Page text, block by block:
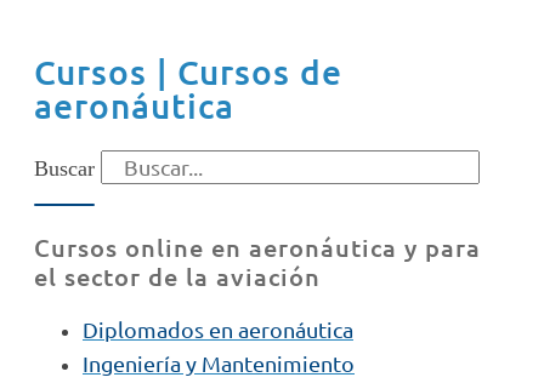
Cursos | Cursos de
aeronáutica
Buscar
Cursos online en aeronáutica y para
el sector de la aviación
Diplomados en aeronáutica
Ingeniería y Mantenimiento